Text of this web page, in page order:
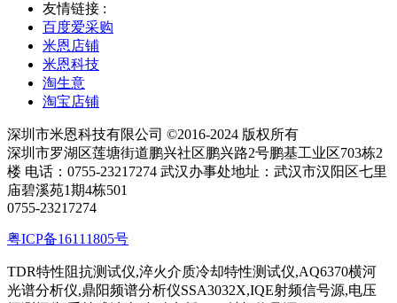
友情链接 :
百度爱采购
米恩店铺
米恩科技
淘生意
淘宝店铺
深圳市米恩科技有限公司 ©2016-2024 版权所有
深圳市罗湖区莲塘街道鹏兴社区鹏兴路2号鹏基工业区703栋2
楼 电话：0755-23217274 武汉办事处地址：武汉市汉阳区七里
庙碧溪苑1期4栋501
0755-23217274
粤ICP备16111805号
TDR特性阻抗测试仪,淬火介质冷却特性测试仪,AQ6370横河
光谱分析仪,鼎阳频谱分析仪SSA3032X,IQE射频信号源,电压